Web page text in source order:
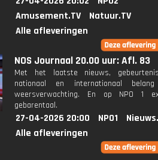
Amusement.TV
Natuur.TV
Alle afleveringen
NOS Journaal 20.00 uur: Afl. 83
Met het laatste nieuws,
nationaal en internationaal
weersverwachting. En op NPO 1
gebarentaal.
27-04-2026 20:00 NPO1
Alle afleveringen